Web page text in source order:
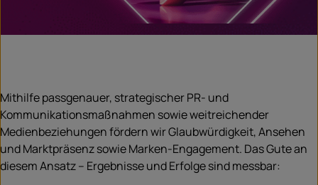
Mithilfe passgenauer, strategischer PR- und
Kommunikationsmaßnahmen sowie weitreichender
Medienbeziehungen fördern wir Glaubwürdigkeit, Ansehen
und Marktpräsenz sowie Marken-Engagement. Das Gute an
diesem Ansatz – Ergebnisse und Erfolge sind messbar: